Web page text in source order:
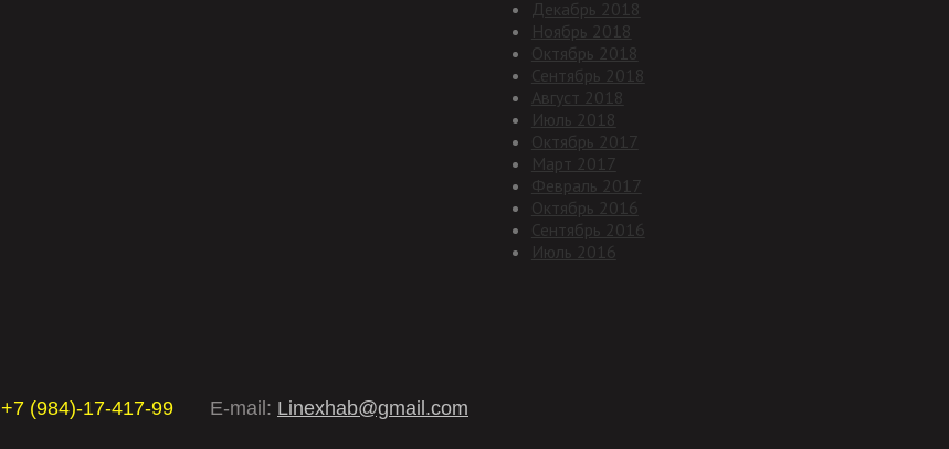
Декабрь 2018
Ноябрь 2018
Октябрь 2018
Сентябрь 2018
Август 2018
Июль 2018
Октябрь 2017
Март 2017
Февраль 2017
Октябрь 2016
Сентябрь 2016
Июль 2016
+7 (984)-17-417-99 E-mail: Linexhab@gmail.com